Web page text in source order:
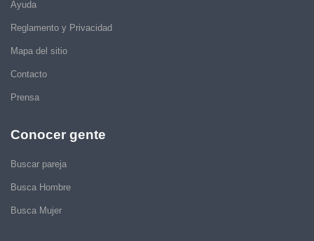
Ayuda
Reglamento y Privacidad
Mapa del sitio
Contacto
Prensa
Conocer gente
Buscar pareja
Busca Hombre
Busca Mujer